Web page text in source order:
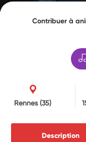
Contribuer à
Rennes(35)
Description